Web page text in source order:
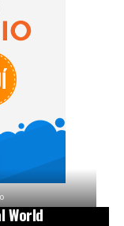
World